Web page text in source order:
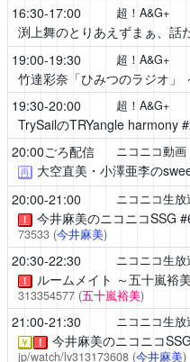
16:30-17:00 超！A&G+
渕上舞のとりあえずまぁ、話
19:00-19:30 超！A&G+
竹達彩奈「ひみつのラジオ」
19:30-20:00 超！A&G+
TrySailのTRYangle harmony
20:00ごろ配信 ニコニコ動画
再 大空直美・小澤亜李の
20:00-21:00 ニコニコ生放
！ 今井麻美のニコニコSSG
73533 (今井麻美)
20:30-22:30 ニコニコ生放
！ ルームメイト ～五十嵐裕
313354577 (五十嵐裕美)
21:00-21:30 ニコニコ生放
￥ ！ 今井麻美のニコニコSSG
jp/watch/lv313173608 (今井麻美)